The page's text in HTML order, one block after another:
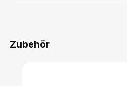
Zubehör